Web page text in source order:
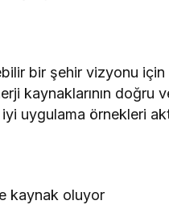
bir şehir vizyonu
kaynaklarının doğru
uygulama örnekleri
kaynak oluyor